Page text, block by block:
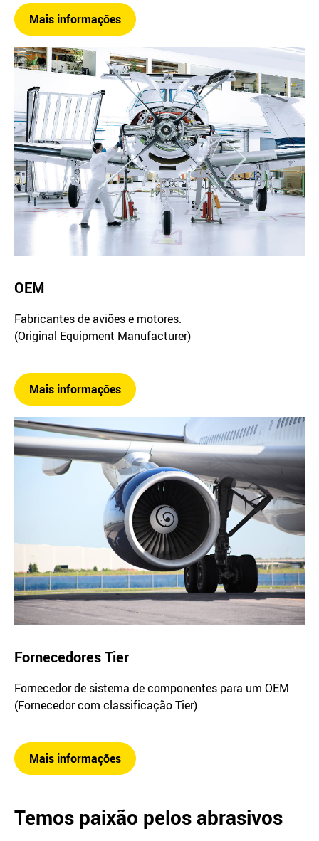
Mais informações
OEM
Fabricantes de aviões e motores.
(Original Equipment Manufacturer)
Mais informações
Fornecedores Tier
Fornecedor de sistema de componentes para um OEM
(Fornecedor com classificação Tier)
Mais informações
Temos paixão pelos abrasivos